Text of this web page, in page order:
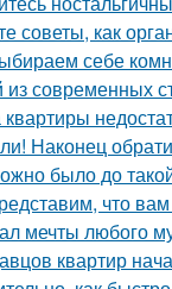
советы, как
себе
из современных
квартиры
Наконец
было до
что
мечты любого
квартир